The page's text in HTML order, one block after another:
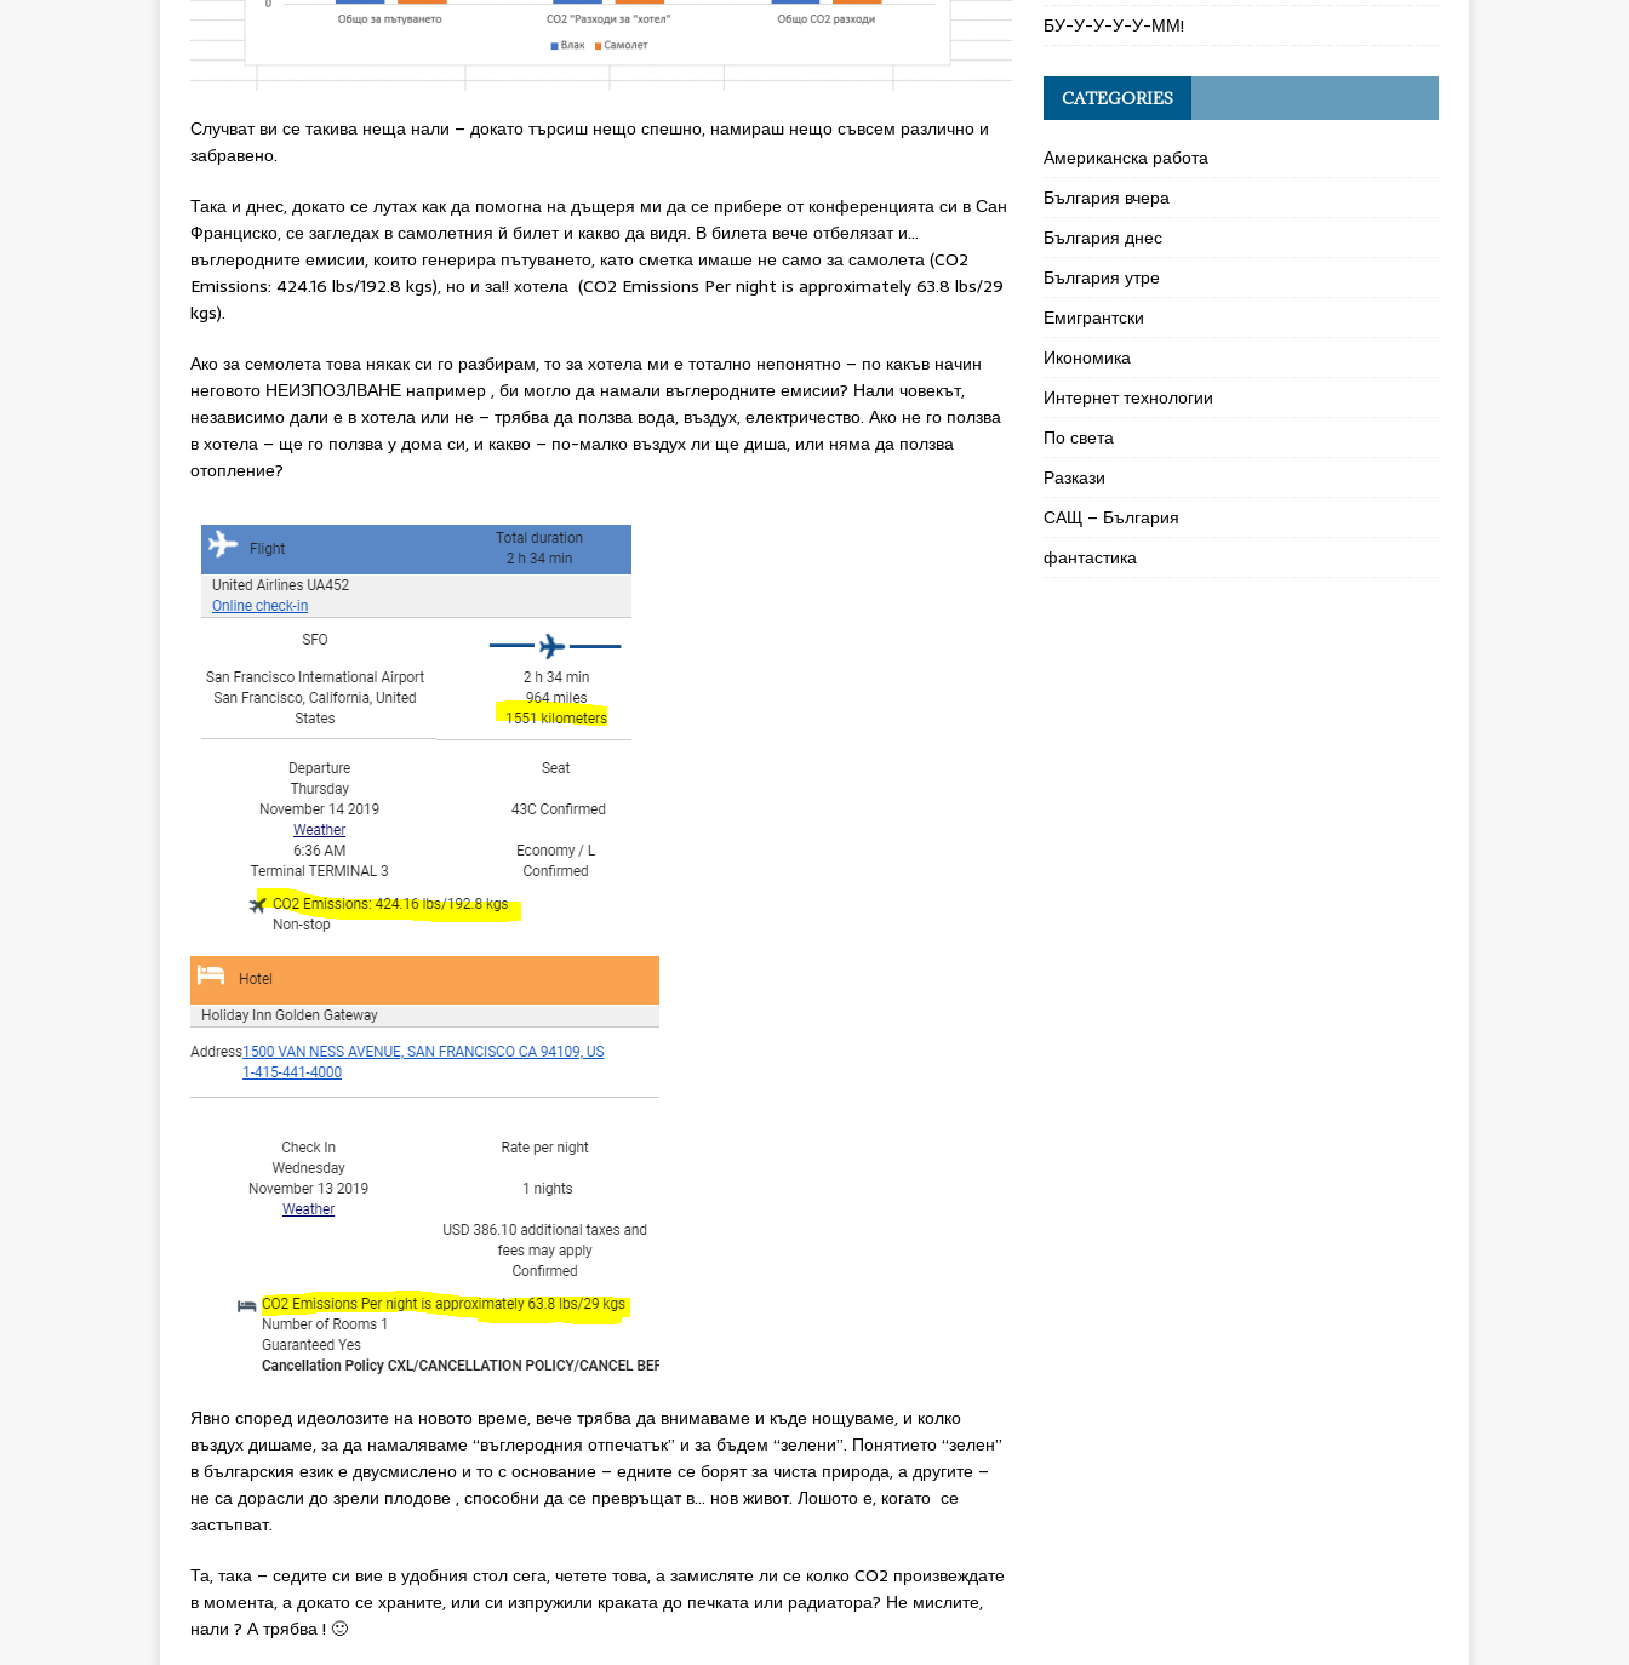
Случват ви се такива неща нали – докато търсиш нещо спешно, намираш нещо съвсем различно и
забравено.
Така и днес, докато се лутах как да помогна на дъщеря ми да се прибере от конференцията си в Сан
Франциско, се загледах в самолетния й билет и какво да видя. В билета вече отбелязат и…
въглеродните емисии, които генерира пътуването, като сметка имаше не само за самолета (CO2
Emissions: 424.16 lbs/192.8 kgs), но и за!! хотела (CO2 Emissions Per night is approximately 63.8 lbs/29
kgs).
Ако за семолета това някак си го разбирам, то за хотела ми е тотално непонятно – по какъв начин
неговото НЕИЗПОЗЛВАНЕ например , би могло да намали въглеродните емисии? Нали човекът,
независимо дали е в хотела или не – трябва да ползва вода, въздух, електричество. Ако не го ползва
в хотела – ще го ползва у дома си, и какво – по-малко въздух ли ще диша, или няма да ползва
отопление?
Явно според идеолозите на новото време, вече трябва да внимаваме и къде нощуваме, и колко
въздух дишаме, за да намаляваме “въглеродния отпечатък” и за бъдем “зелени”. Понятието “зелен”
в българския език е двусмислено и то с основание – едните се борят за чиста природа, а другите –
не са дорасли до зрели плодове , способни да се превръщат в… нов живот. Лошото е, когато се
застъпват.
Та, така – седите си вие в удобния стол сега, четете това, а замисляте ли се колко CO2 произвеждате
в момента, а докато се храните, или си изпружили краката до печката или радиатора? Не мислите,
нали ? А трябва ! 🙂
БУ-У-У-У-У-ММ!
CATEGORIES
Американска работа
България вчера
България днес
България утре
Емигрантски
Икономика
Интернет технологии
По света
Разкази
САЩ – България
фантастика